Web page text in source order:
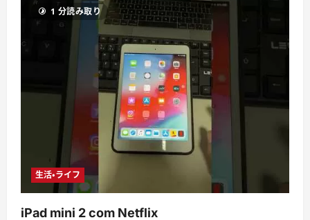
1 分読み取り
生活・ライフ
iPad mini 2 com Netflix